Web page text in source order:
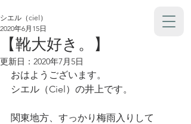
【靴大好き。】
シエル（ciel）
2020年6月15日
更新日： 2020年7月5日
おはようございます。
シエル（Ciel）の井上です。
関東地方、すっかり梅雨入りして